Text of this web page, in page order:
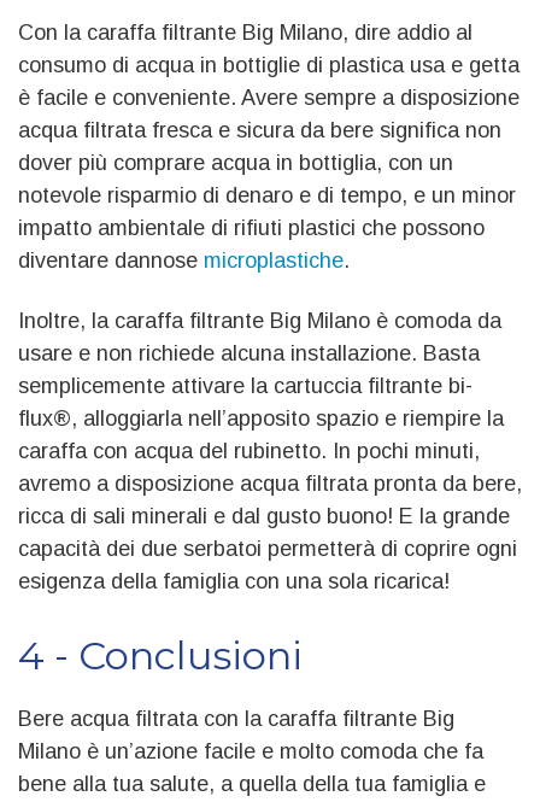
Con la caraffa filtrante Big Milano, dire addio al
consumo di acqua in bottiglie di plastica usa e getta
è facile e conveniente. Avere sempre a disposizione
acqua filtrata fresca e sicura da bere significa non
dover più comprare acqua in bottiglia, con un
notevole risparmio di denaro e di tempo, e un minor
impatto ambientale di rifiuti plastici che possono
diventare dannose microplastiche.
Inoltre, la caraffa filtrante Big Milano è comoda da
usare e non richiede alcuna installazione. Basta
semplicemente attivare la cartuccia filtrante bi-
flux®, alloggiarla nell’apposito spazio e riempire la
caraffa con acqua del rubinetto. In pochi minuti,
avremo a disposizione acqua filtrata pronta da bere,
ricca di sali minerali e dal gusto buono! E la grande
capacità dei due serbatoi permetterà di coprire ogni
esigenza della famiglia con una sola ricarica!
4 - Conclusioni
Bere acqua filtrata con la caraffa filtrante Big
Milano è un’azione facile e molto comoda che fa
bene alla tua salute, a quella della tua famiglia e